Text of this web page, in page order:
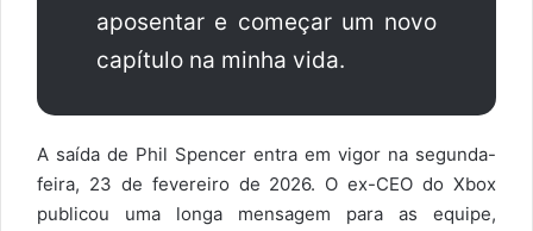
aposentar e começar um novo
capítulo na minha vida.
A saída de Phil Spencer entra em vigor na segunda-
feira, 23 de fevereiro de 2026. O ex-CEO do Xbox
publicou uma longa mensagem para as equipe,